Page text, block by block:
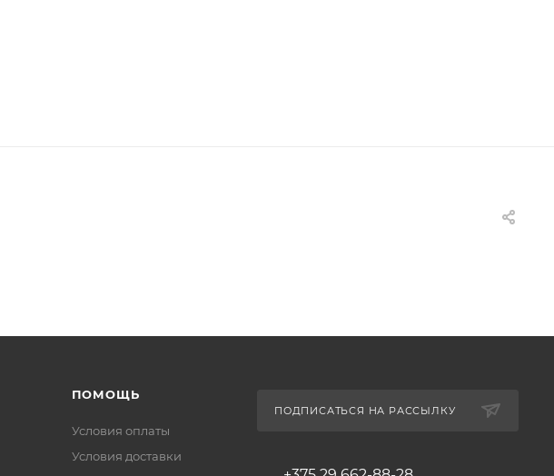
ПОМОЩЬ
Условия оплаты
Условия доставки
ПОДПИСАТЬСЯ НА РАССЫЛКУ